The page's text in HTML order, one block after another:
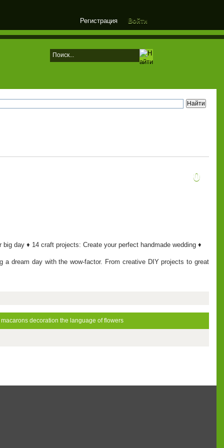
Регистрация Войти
0
day ♦ 14 craft projects: Create your perfect handmade wedding ♦
dream day with the wow-factor. From creative DIY projects to great
macarons decoration the language of flowers